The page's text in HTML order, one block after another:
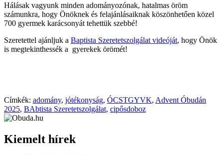
Hálásak vagyunk minden adományozónak, hatalmas öröm
számunkra, hogy Önöknek és felajánlásaiknak köszönhetően közel
700 gyermek karácsonyát tehettük szebbé!
Szeretettel ajánljuk a Baptista Szeretetszolgálat videóját, hogy Önök
is megtekinthessék a gyerekek örömét!
Címkék: adomány, jótékonyság, ÓCSTGYVK, Advent Óbudán
2025, BAbtista Szeretetszolgálat, cipősdoboz
Kiemelt hírek